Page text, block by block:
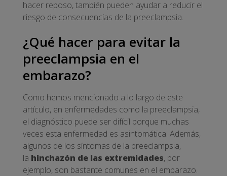
hacer reposo, también pueden ayudar a reducir el
riesgo de consecuencias de la preeclampsia.
¿Qué hacer para evitar la
preeclampsia en el
embarazo?
Como hemos mencionado a lo largo de este
artículo, en enfermedades como la preeclampsia,
el diagnóstico puede ser difícil porque muchas
veces esta enfermedad es asintomática. Además,
algunos de los síntomas de la preeclampsia,
la hinchazón de las extremidades, por
ejemplo, son bastante comunes en el embarazo.